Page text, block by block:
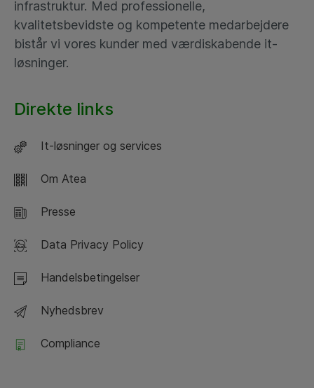
infrastruktur. Med professionelle,
kvalitetsbevidste og kompetente medarbejdere
bistår vi vores kunder med værdiskabende it-
løsninger.
Direkte links
It-løsninger og services
Om Atea
Presse
Data Privacy Policy
Handelsbetingelser
Nyhedsbrev
Compliance